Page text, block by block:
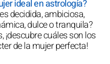
ideal en astrología?
decidida, ambiciosa,
dulce o tranquila?
¡descubre cuáles son los
de la mujer perfecta!